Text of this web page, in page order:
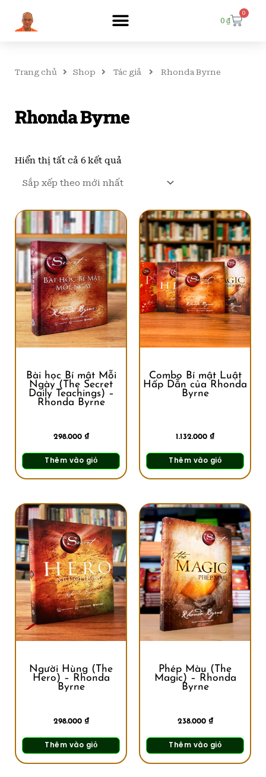
0 ₫
0
Cart
Trang chủ Shop Tác giả Rhonda Byrne
Rhonda Byrne
Hiển thị tất cả 6 kết quả
mới
Bài học Bí mật Mỗi
Ngày (The Secret
Daily Teachings) –
Rhonda Byrne
298.000 ₫
Thêm vào giỏ
Combo Bí mật Luật
Hấp Dẫn của Rhonda
Byrne
1.132.000 ₫
Thêm vào giỏ
Người Hùng (The
Hero) – Rhonda
Byrne
298.000 ₫
Thêm vào giỏ
Phép Màu (The
Magic) – Rhonda
Byrne
238.000 ₫
Thêm vào giỏ